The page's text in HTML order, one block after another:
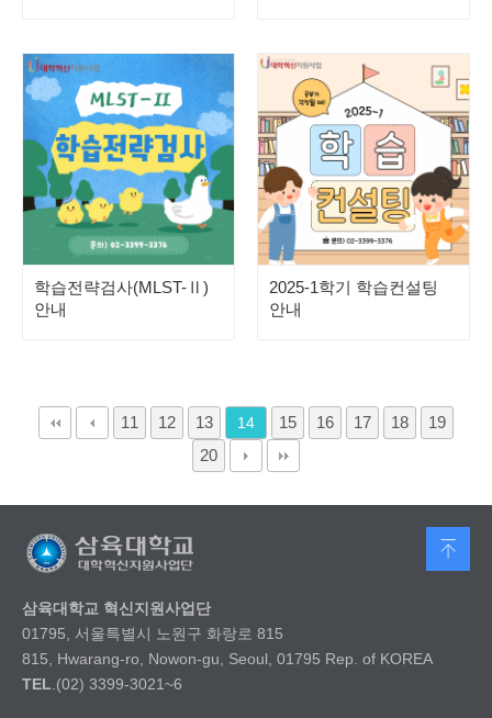
학습전략검사(MLST-Ⅱ)
안내
2025-1학기 학습컨설팅
안내
11 12 13 14 15 16 17 18
19
20
삼육대학교 혁신지원사업단
01795, 서울특별시 노원구 화랑로 815
815, Hwarang-ro, Nowon-gu, Seoul, 01795 Rep. of KOREA
TEL .(02) 3399-3021~6